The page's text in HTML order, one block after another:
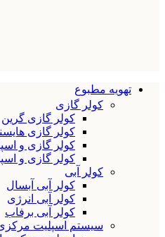
تهویه مطبوع
کولر گازی
کولر گازی گرین
کولر گازی
کولر گازی و
کولر گازی و
کولر آبی
کولر آبی آبسال
کولر آبی انرژی
کولر آبی برفاب
سیستم اسپلیت